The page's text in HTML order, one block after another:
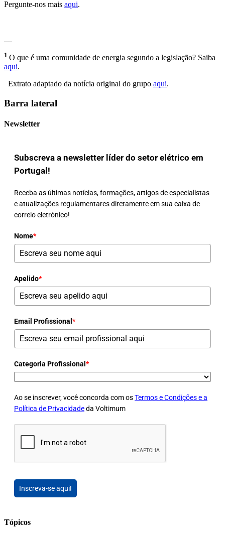
Pergunte-nos mais aqui.
1 O que é uma comunidade de energia segundo a legislação? Saiba
aqui.
Extrato adaptado da notícia original do grupo aqui.
Barra lateral
Newsletter
Subscreva a newsletter líder do setor elétrico em
Portugal!
Receba as últimas notícias, formações, artigos de especialistas
e atualizações regulamentares diretamente em sua caixa de
correio eletrónico!
Nome*
Apelido*
Email Profissional *
Categoria Profissional *
Ao se inscrever, você concorda com osTermos e Condições e a
Política de Privacidadeda Voltimum
Inscreva-se aqui!
Tópicos